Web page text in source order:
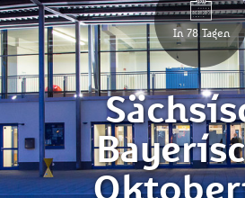
In 78 Tagen